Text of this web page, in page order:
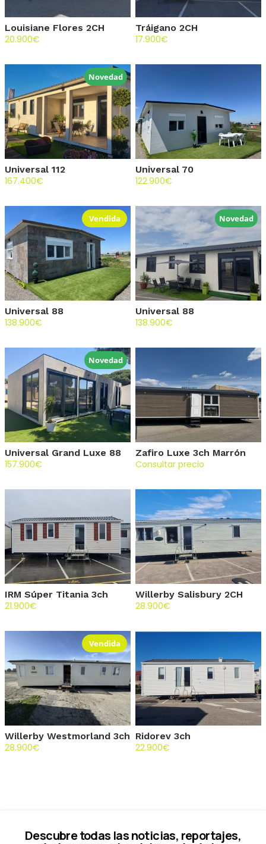
Louisiane Flores 2CH
20.900€
Tráigano 2CH
17.900€
Novedad
Universal 112
167.400€
Universal 70
122.900€
Vendida
Universal 88
138.900€
Novedad
Universal 88
138.900€
Novedad
Universal Grand Luxe 88
157.900€
Zafiro Luxe 3ch Marrón
Consultar precio
IRM Súper Titania 3ch
21.900€
Willerby Salisbury 2CH
28.900€
Vendida
Willerby Westmorland 3ch
28.900€
Ridorev 3ch
22.900€
Descubre todas las noticias, reportajes,